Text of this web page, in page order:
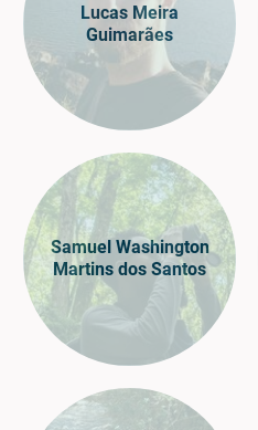
Lucas Meira
Guimarães
Samuel Washington
Martins dos Santos